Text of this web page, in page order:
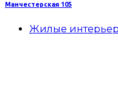
Манчестерская 105
Жилые